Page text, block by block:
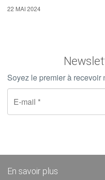
22 MAI 2024
Soyez le premier à
En savoir plus